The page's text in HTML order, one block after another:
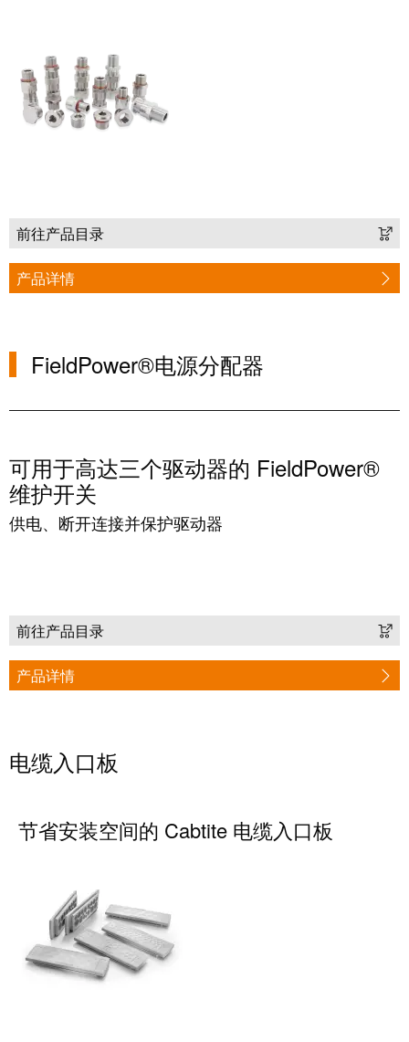
盒
定
制
配
件
魏德
米勒
软件
工程软
件设计
便、快
品
为您
业提
工业
联接
不
误
前往产品目录
产品详情
FieldPower®电源分配器
可用于高达三个驱动器的 FieldPower®
维护开关
供电、断开连接并保护驱动器
前往产品目录
产品详情
电缆入口板
节省安装空间的 Cabtite 电缆入口板